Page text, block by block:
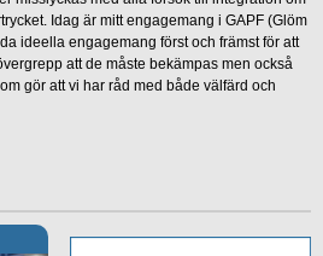
Idag är mitt engagemang i GAPF (Glöm
ideella engagemang först och främst för att
att de måste bekämpas men också
gör att vi har råd med både välfärd och